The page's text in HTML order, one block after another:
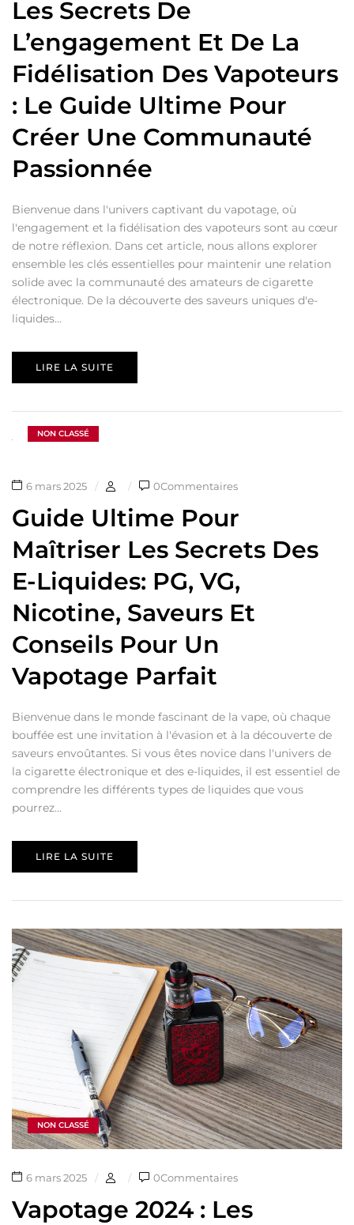
Les Secrets De
L’engagement Et De La
Fidélisation Des Vapoteurs
: Le Guide Ultime Pour
Créer Une Communauté
Passionnée
Bienvenue dans l'univers captivant du vapotage, où
l'engagement et la fidélisation des vapoteurs sont au cœur
de notre réflexion. Dans cet article, nous allons explorer
ensemble les clés essentielles pour maintenir une relation
solide avec la communauté des amateurs de cigarette
électronique. De la découverte des saveurs uniques d'e-
liquides...
LIRE LA SUITE
NON CLASSÉ
6 mars 2025 0Commentaires
Guide Ultime Pour
Maîtriser Les Secrets Des
E-Liquides: PG, VG,
Nicotine, Saveurs Et
Conseils Pour Un
Vapotage Parfait
Bienvenue dans le monde fascinant de la vape, où chaque
bouffée est une invitation à l'évasion et à la découverte de
saveurs envoûtantes. Si vous êtes novice dans l'univers de
la cigarette électronique et des e-liquides, il est essentiel de
comprendre les différents types de liquides que vous
pourrez...
LIRE LA SUITE
NON CLASSÉ
6 mars 2025 0Commentaires
Vapotage 2024 : Les